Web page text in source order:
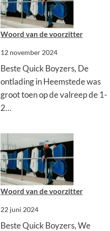
Woord van de voorzitter
12 november 2024
Beste Quick Boyzers, De
ontlading in Heemstede was
groot toen op de valreep de 1-
2…
Woord van de voorzitter
22 juni 2024
Beste Quick Boyzers, We